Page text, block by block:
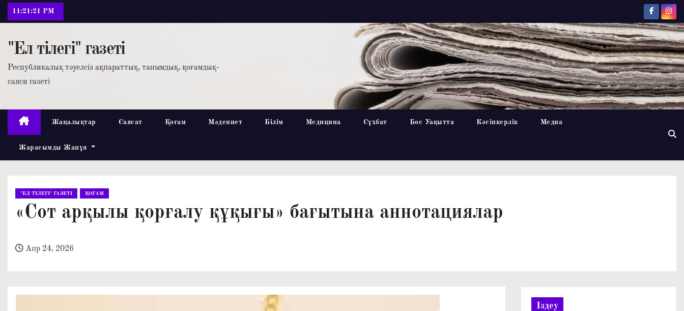
11:21:22 PM
"Ел тілегі" газеті
Республикалық тәуелсіз ақпараттық, танымдық, қоғамдық-
саяси газеті
Жаңалықтар Саясат Қоғам Мәдениет Білім Медицина Сұхбат Бос Уақытта Кәсіпкерлік Медиа
Жарасымды Жанұя
"ЕЛ ТІЛЕГІ" ГАЗЕТІ ҚОҒАМ
«Сот арқылы қорғалу құқығы» бағытына аннотациялар
Апр 24, 2026
Іздеу